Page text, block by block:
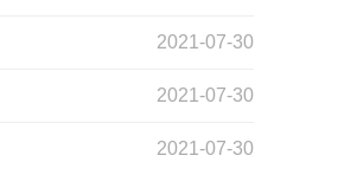
2021-07-30
2021-07-30
2021-07-30